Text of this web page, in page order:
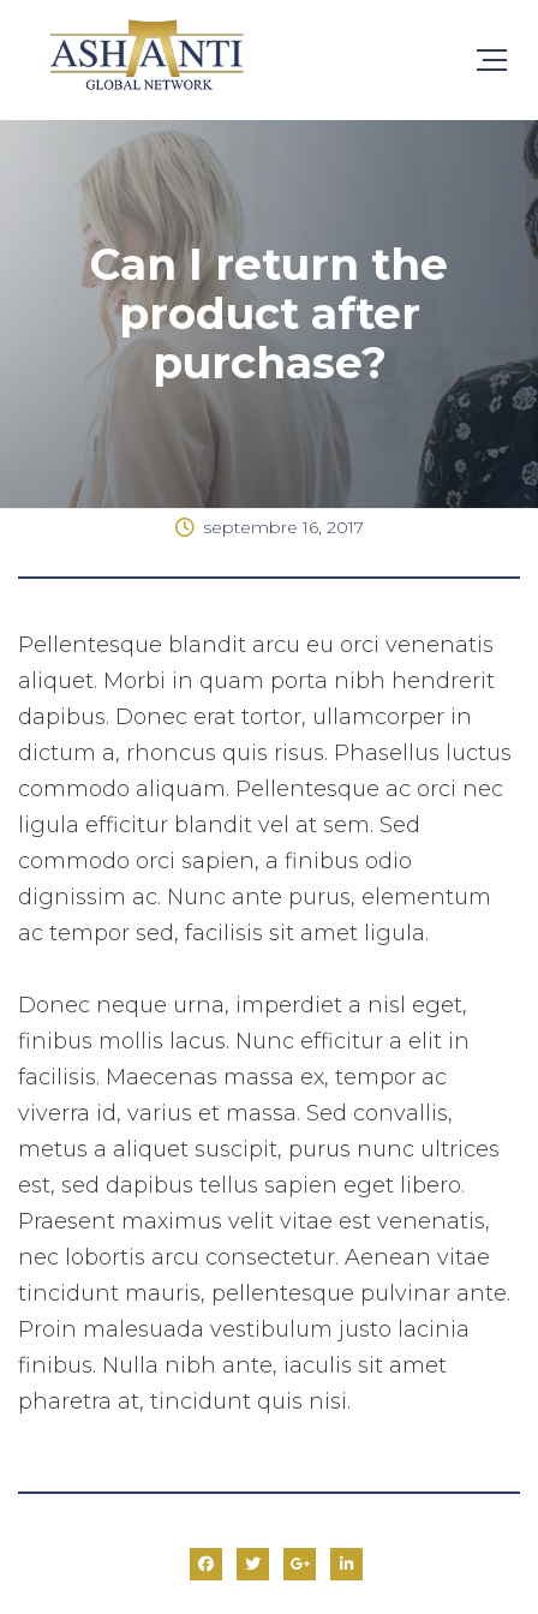
Can I return the
product after
purchase?
septembre 16, 2017
Pellentesque blandit arcu eu orci venenatis
aliquet. Morbi in quam porta nibh hendrerit
dapibus. Donec erat tortor, ullamcorper in
dictum a, rhoncus quis risus. Phasellus luctus
commodo aliquam. Pellentesque ac orci nec
ligula efficitur blandit vel at sem. Sed
commodo orci sapien, a finibus odio
dignissim ac. Nunc ante purus, elementum
ac tempor sed, facilisis sit amet ligula.
Donec neque urna, imperdiet a nisl eget,
finibus mollis lacus. Nunc efficitur a elit in
facilisis. Maecenas massa ex, tempor ac
viverra id, varius et massa. Sed convallis,
metus a aliquet suscipit, purus nunc ultrices
est, sed dapibus tellus sapien eget libero.
Praesent maximus velit vitae est venenatis,
nec lobortis arcu consectetur. Aenean vitae
tincidunt mauris, pellentesque pulvinar ante.
Proin malesuada vestibulum justo lacinia
finibus. Nulla nibh ante, iaculis sit amet
pharetra at, tincidunt quis nisi.